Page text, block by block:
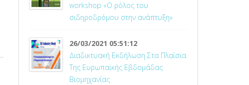
workshop «Ο ρόλος του
σιδηροδρόμου στην ανάπτυξη»
26/03/2021 05:51:12
Διαδικτυακή Εκδήλωση Στα Πλαίσια
Της Ευρωπαϊκής Εβδομάδας
Βιομηχανίας